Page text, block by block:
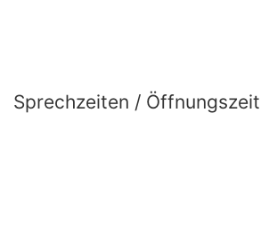
Sprechzeiten /